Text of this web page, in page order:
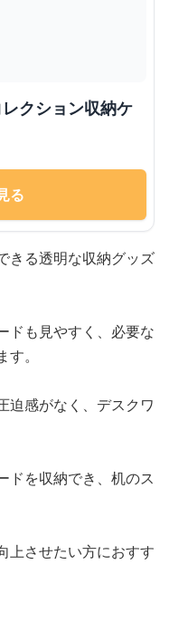
クション収納ケ
る
きる透明な収納グッズ
ドも見やすく、必要な
。
迫感がなく、デスクワ
ドを収納でき、机のス
上させたい方におすす